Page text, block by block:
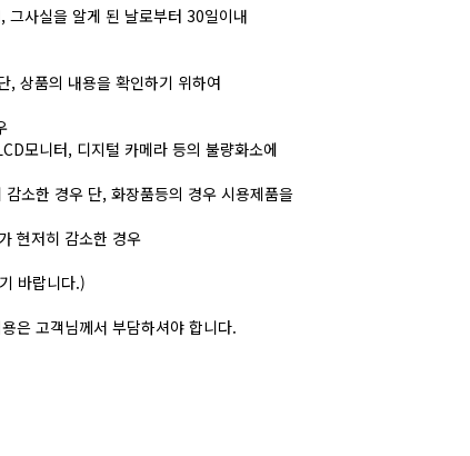
그사실을 알게 된 날로부터 30일이내
, 상품의 내용을 확인하기 위하여
모니터, 디지털 카메라 등의 불량화소에
소한 경우 단, 화장품등의 경우 시용제품을
현저히 감소한 경우
바랍니다.)
은 고객님께서 부담하셔야 합니다.